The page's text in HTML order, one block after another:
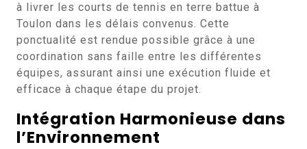
à livrer les courts de tennis en terre battue à
Toulon dans les délais convenus. Cette
ponctualité est rendue possible grâce à une
coordination sans faille entre les différentes
équipes, assurant ainsi une exécution fluide et
efficace à chaque étape du projet.
Intégration Harmonieuse dans
l’Environnement